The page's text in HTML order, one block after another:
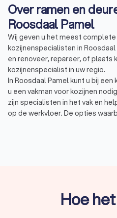
Over ramen en
Roosdaal Pamel
Wij geven u het meest
kozijnenspecialisten in
en renoveer, repareer, of plaats
kozijnenspecialist in uw regio.
In Roosdaal Pamel kunt u bij
u een vakman voor kozijnen
zijn specialisten in het vak en
op de werkvloer. De opties
aanvullend schilderwerk
Hoe